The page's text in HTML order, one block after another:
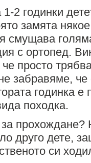
2 годинки
замята
смущава
с ортопед.
просто
забравяме,
годинка
походка.
друго дете,
си